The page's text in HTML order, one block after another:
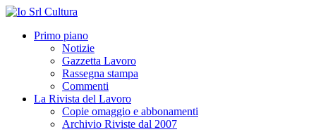
Primo piano
Notizie
Gazzetta Lavoro
Rassegna stampa
Commenti
La Rivista del Lavoro
Copie omaggio e abbonamenti
Archivio Riviste dal 2007